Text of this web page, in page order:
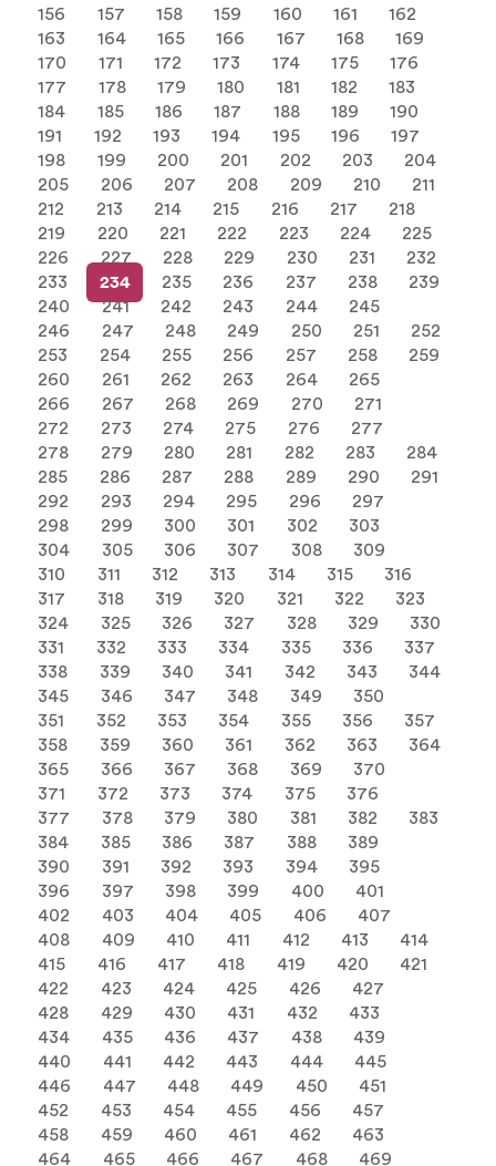
156
157 158 159 160 161
162
163
164 165 166 167 168
169
170
171 172 173 174 175
176
177
178 179 180 181 182
183
184
185 186 187 188 189
190
191
192 193 194 195 196
197
198
199 200 201 202 203
204
205
206 207 208 209 210
211
212
213 214 215 216 217
218
219
220 221 222 223 224
225
226
227 228 229 230 231
232
233
234 235 236 237 238
239
240
241 242 243 244
245
246
247 248 249 250 251
252
253
254 255 256 257 258
259
260
261 262 263 264
265
266
267 268 269 270
271
272
273 274 275 276
277
278
279 280 281 282 283
284
285
286 287 288 289 290
291
292
293 294 295 296
297
298
299 300 301 302
303
304
305 306 307 308
309
310
311 312 313 314 315
316
317
318 319 320 321 322
323
324
325 326 327 328 329
330
331
332 333 334 335 336
337
338
339 340 341 342 343
344
345
346 347 348 349
350
351
352 353 354 355 356
357
358
359 360 361 362 363
364
365
366 367 368 369
370
371
372 373 374 375
376
377
378 379 380 381 382
383
384
385 386 387 388
389
390
391 392 393 394
395
396
397 398 399 400
401
402
403 404 405 406
407
408
409 410 411 412 413
414
415
416 417 418 419 420
421
422
423 424 425 426
427
428
429 430 431 432
433
434
435 436 437 438
439
440
441 442 443 444
445
446
447 448 449 450
451
452
453 454 455 456
457
458
459 460 461 462
463
464
465 466 467 468 469